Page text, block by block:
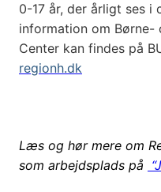
0-17 år, der årligt ses i
information om
Center kan findes på
regionh.dk
Læs og hør mere om
som arbejdsplads på